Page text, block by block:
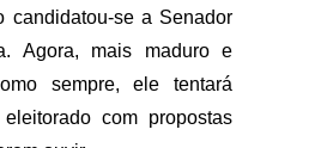
candidatou-se a Senador
Agora, mais maduro e
sempre, ele tentará
com propostas